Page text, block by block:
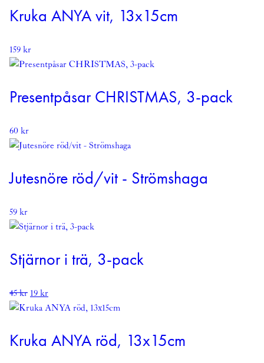
Kruka ANYA vit, 13x15cm
159kr
Presentpåsar CHRISTMAS, 3-pack
60kr
Jutesnöre röd/vit - Strömshaga
59kr
Stjärnor i trä, 3-pack
45kr Det
ursprungliga
var:
45 kr.
19krDet
nuvarande
19 kr.
Kruka ANYA röd, 13x15cm